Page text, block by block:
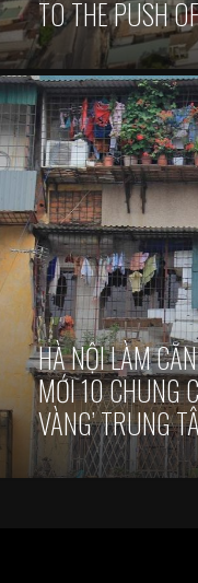
TO THE PUSH
HÀ NỘI LÀM
MỚI 10 CHUNG
VÀNG’ TRUNG